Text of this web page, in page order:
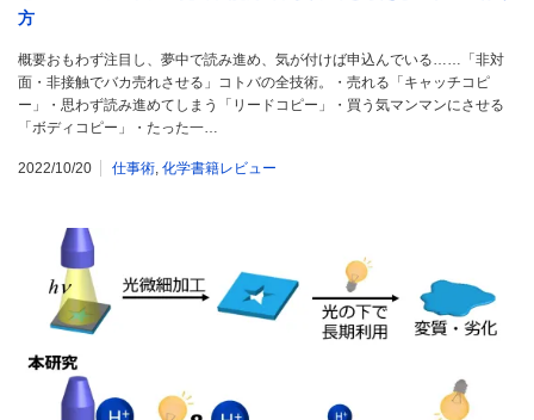
方
概要おもわず注目し、夢中で読み進め、気が付けば申込んでいる……「非対
面・非接触でバカ売れさせる」コトバの全技術。・売れる「キャッチコピ
ー」・思わず読み進めてしまう「リードコピー」・買う気マンマンにさせる
「ボディコピー」・たった一…
2022/10/20 仕事術, 化学書籍レビュー